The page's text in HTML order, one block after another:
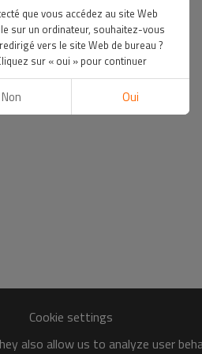
Cookie settings
also allow us to analyze user
que vous accédez au site Web
sur un ordinateur, souhaitez-vous
vers le site Web de bureau ?
sur « oui » pour continuer
Non Oui